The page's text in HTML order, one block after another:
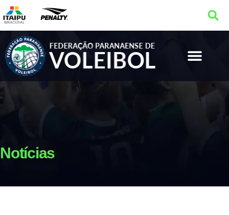
Notícias